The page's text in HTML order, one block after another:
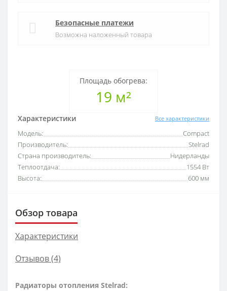
Площадь обогрева:
19 м²
Характеристики Все характеристики
Модель:
Compact
Производитель:
Stelrad
Страна производитель:
Нидерланды
Теплоотдача:
1554 Вт
Высота:
600 мм
Безопасные платежи
Возможна наложенный товара
Обзор товара
Характеристики
Отзывов (4)
Радиаторы отопления Stelrad: